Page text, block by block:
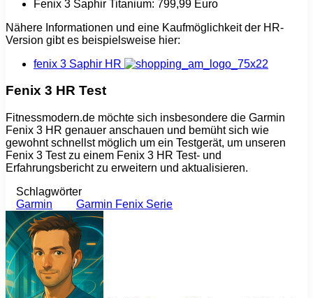
Fenix 3 Saphir Titanium: 799,99 Euro
Nähere Informationen und eine Kaufmöglichkeit der HR-
Version gibt es beispielsweise hier:
fenix 3 Saphir HR
Fenix 3 HR Test
Fitnessmodern.de möchte sich insbesondere die Garmin
Fenix 3 HR genauer anschauen und bemüht sich wie
gewohnt schnellst möglich um ein Testgerät, um unseren
Fenix 3 Test zu einem Fenix 3 HR Test- und
Erfahrungsbericht zu erweitern und aktualisieren.
Schlagwörter
Garmin
Garmin Fenix Serie